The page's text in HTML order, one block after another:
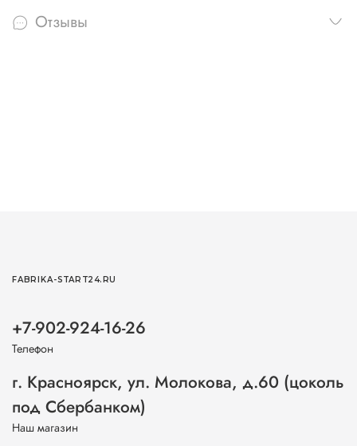
Отзывы
FABRIKA-START24.RU
+7-902-924-16-26
Телефон
г. Красноярск, ул. Молокова, д.60 (цоколь
под Сбербанком)
Наш магазин